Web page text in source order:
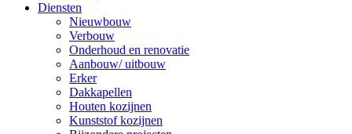
Diensten
Nieuwbouw
Verbouw
Onderhoud en renovatie
Aanbouw/ uitbouw
Erker
Dakkapellen
Houten kozijnen
Kunststof kozijnen